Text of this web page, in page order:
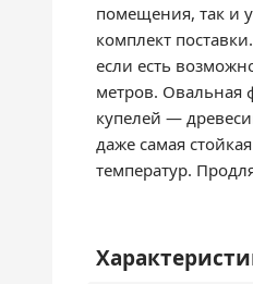
помещения, так и
комплект
если есть
метров. Овальная
купелей —
даже самая
температур.